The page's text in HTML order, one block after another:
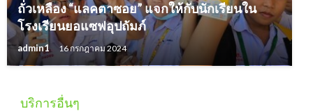
ถั่วเหลือง “แลคตาซอย” แจกให้กับนักเรียนใน
โรงเรียนยอแซฟอุปถัมภ์
admin1 16 กรกฎาคม 2024
บริการอื่นๆ